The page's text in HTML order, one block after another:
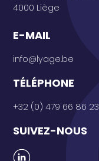
4000 Liège
E-MAIL
info@lyage.be
TÉLÉPHONE
+32 (0) 479 66 86 23
SUIVEZ-NOUS